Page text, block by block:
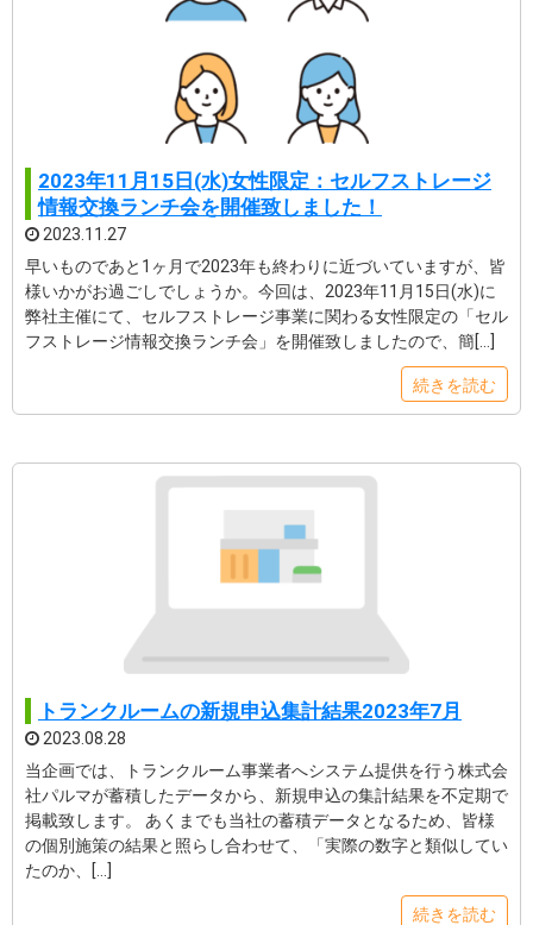
2023年11月15日(水)女性限定：セルフストレージ
情報交換ランチ会を開催致しました！
2023.11.27
早いものであと1ヶ月で2023年も終わりに近づいていますが、皆
様いかがお過ごしでしょうか。今回は、2023年11月15日(水)に
弊社主催にて、セルフストレージ事業に関わる女性限定の「セル
フストレージ情報交換ランチ会」を開催致しましたので、簡[…]
続きを読む
トランクルームの新規申込集計結果2023年7月
2023.08.28
当企画では、トランクルーム事業者へシステム提供を行う株式会
社パルマが蓄積したデータから、新規申込の集計結果を不定期で
掲載致します。 あくまでも当社の蓄積データとなるため、皆様
の個別施策の結果と照らし合わせて、「実際の数字と類似してい
たのか、[…]
続きを読む